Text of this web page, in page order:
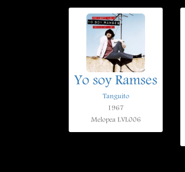
Yo soy Ramses
Tanguito
1967
Melopea LVL006